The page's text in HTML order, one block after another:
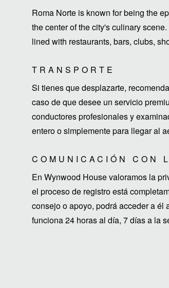
Roma Norte is known for being the
the center of the city's culinary
lined with restaurants, bars, clubs,
TRANSPORTE
Si tienes que desplazarte,
caso de que desee un servicio
conductores profesionales y
entero o simplemente para llegar al
COMUNICACIÓN CON
En Wynwood House valoramos la
el proceso de registro está
consejo o apoyo, podrá acceder a
funciona 24 horas al día, 7 días a la